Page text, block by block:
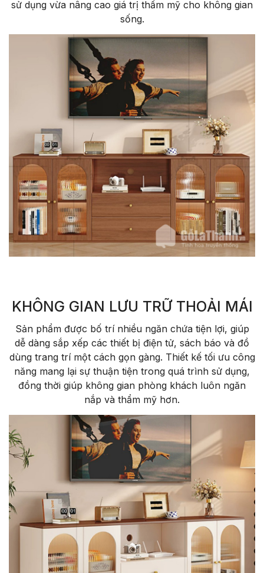
sử dụng vừa nâng cao giá trị thẩm mỹ cho không gian
sống.
KHÔNG GIAN LƯU TRỮ THOẢI MÁI
Sản phẩm được bố trí nhiều ngăn chứa tiện lợi, giúp
dễ dàng sắp xếp các thiết bị điện tử, sách báo và đồ
dùng trang trí một cách gọn gàng. Thiết kế tối ưu công
năng mang lại sự thuận tiện trong quá trình sử dụng,
đồng thời giúp không gian phòng khách luôn ngăn
nắp và thẩm mỹ hơn.